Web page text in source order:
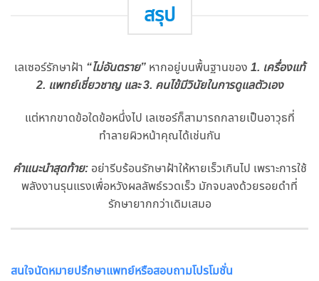
สรุป
เลเซอร์รักษาฝ้า “ไม่อันตราย”หากอยู่บนพื้นฐานของ 1. เครื่องแท้
2. แพทย์เชี่ยวชาญ และ 3. คนไข้มีวินัยในการดูแลตัวเอง
แต่หากขาดข้อใดข้อหนึ่งไป เลเซอร์ก็สามารถกลายเป็นอาวุธที่
ทำลายผิวหน้าคุณได้เช่นกัน
คำแนะนำสุดท้าย:อย่ารีบร้อนรักษาฝ้าให้หายเร็วเกินไป เพราะการใช้
พลังงานรุนแรงเพื่อหวังผลลัพธ์รวดเร็ว มักจบลงด้วยรอยดำที่
รักษายากกว่าเดิมเสมอ
สนใจนัดหมายปรึกษาแพทย์หรือสอบถามโปรโมชั่น